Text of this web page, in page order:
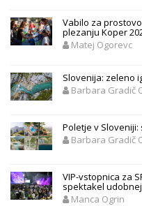
Vabilo za
plezanju Koper
Matej Ogorevc
Slovenija: zeleno
Barbara Gradič
Poletje v Sloveniji:
Barbara Gradič
VIP-vstopnica za
spektakel
Manca Ogrin